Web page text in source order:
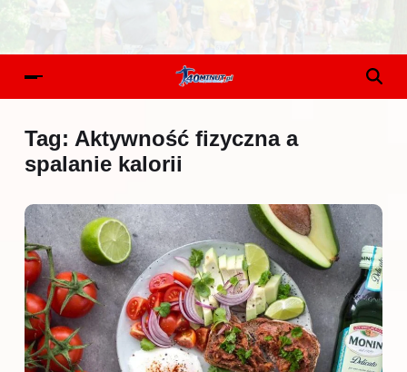
Tag: Aktywność fizyczna a
spalanie kalorii